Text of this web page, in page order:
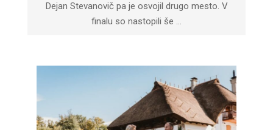
Dejan Stevanovič pa je osvojil drugo mesto. V
finalu so nastopili še …